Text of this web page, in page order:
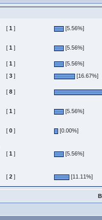
[ 1 ] [5.56%]
[ 1 ] [5.56%]
[ 1 ]
[5.56%]
[ 3]
[16.67%]
[ 8]
[ 1 ] [5.56%]
[ 0] [0.00%]
[ 1 ] [5.56%]
[ 2] [11.11%]